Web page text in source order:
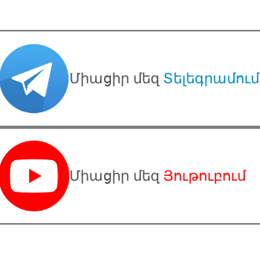
Միացիր մեզ Տելեգրամում
Միացիր մեզ Յութուբում